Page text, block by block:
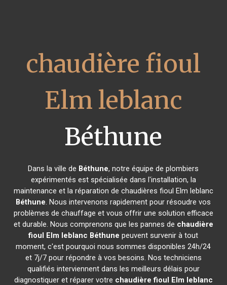
chaudière fioul
Elm leblanc
Béthune
Dans la ville de Béthune, notre équipe de plombiers
expérimentés est spécialisée dans l'installation, la
maintenance et la réparation de chaudières fioul Elm leblanc
Béthune. Nous intervenons rapidement pour résoudre vos
problèmes de chauffage et vous offrir une solution efficace
et durable. Nous comprenons que les pannes de chaudière
fioul Elm leblanc Béthune peuvent survenir à tout
moment, c'est pourquoi nous sommes disponibles 24h/24
et 7j/7 pour répondre à vos besoins. Nos techniciens
qualifiés interviennent dans les meilleurs délais pour
diagnostiquer et réparer votre chaudière fioul Elm leblanc